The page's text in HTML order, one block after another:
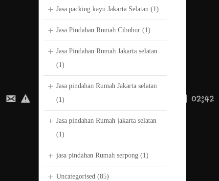
Jasa packing kayu Jakarta Selatan (1)
Jasa Pindahan Rumah Cibubur (1)
Jasa Pindahan Rumah Jakarta selatan
(1)
Jasa pindahan Rumah Jakarta selatan
(1)
Jasa pindahan Rumah jakarta selatan
(1)
jasa pindahan Rumah serpong (1)
Uncategorised (85)